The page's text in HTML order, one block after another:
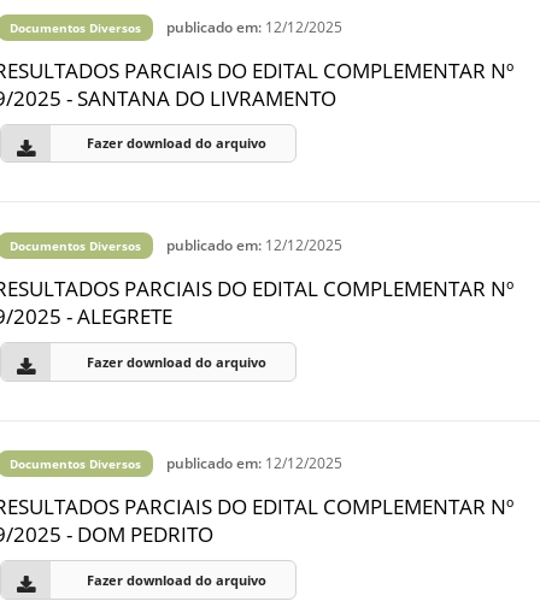
Documentos Diversos publicado em: 12/12/2025
PARCIAIS DO EDITAL COMPLEMENTAR Nº
2025 - SANTANA DO LIVRAMENTO
Fazer download do arquivo
Documentos Diversos publicado em: 12/12/2025
PARCIAIS DO EDITAL COMPLEMENTAR Nº
2025 - ALEGRETE
Fazer download do arquivo
Documentos Diversos publicado em: 12/12/2025
PARCIAIS DO EDITAL COMPLEMENTAR Nº
2025 - DOM PEDRITO
Fazer download do arquivo